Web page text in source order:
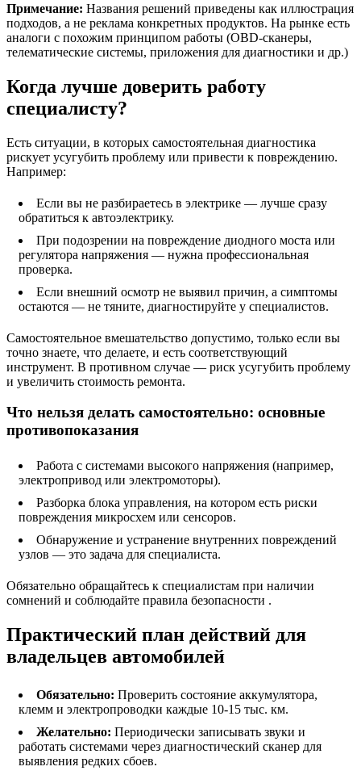
Примечание: Названия решений приведены как иллюстрация
подходов, а не реклама конкретных продуктов. На рынке есть
аналоги с похожим принципом работы (OBD‑сканеры,
телематические системы, приложения для диагностики и др.)
Когда лучше доверить работу
специалисту?
Есть ситуации, в которых самостоятельная диагностика
рискует усугубить проблему или привести к повреждению.
Например:
Если вы не разбираетесь в электрике — лучше сразу
обратиться к автоэлектрику.
При подозрении на повреждение диодного моста или
регулятора напряжения — нужна профессиональная
проверка.
Если внешний осмотр не выявил причин, а симптомы
остаются — не тяните, диагностируйте у специалистов.
Самостоятельное вмешательство допустимо, только если вы
точно знаете, что делаете, и есть соответствующий
инструмент. В противном случае — риск усугубить проблему
и увеличить стоимость ремонта.
Что нельзя делать самостоятельно: основные
противопоказания
Работа с системами высокого напряжения (например,
электропривод или электромоторы).
Разборка блока управления, на котором есть риски
повреждения микросхем или сенсоров.
Обнаружение и устранение внутренних повреждений
узлов — это задача для специалиста.
Обязательно обращайтесь к специалистам при наличии
сомнений и соблюдайте правила безопасности .
Практический план действий для
владельцев автомобилей
Обязательно: Проверить состояние аккумулятора,
клемм и электропроводки каждые 10-15 тыс. км.
Желательно: Периодически записывать звуки и
работать системами через диагностический сканер для
выявления редких сбоев.